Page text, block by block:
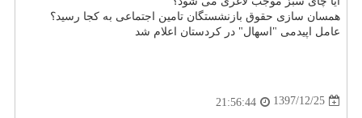
همسان سازی حقوق بازنشستگان تامین اجتماعی به كجا رسید؟
عامل اپیدمی "اسهال" در كردستان اعلام شد
1397/12/25
21:56:44